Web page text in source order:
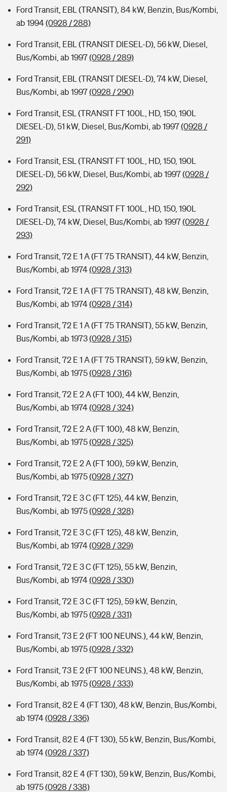
Kinderunfall-Check: Mehr Sicherheit für deine Kids
Typklassen: So ist Ihr Auto eingestuft
Ford Transit, EBL (TRANSIT), 84 kW, Benzin, Bus/Kombi,
ab 1994(0928 / 288)
Ford Transit, EBL (TRANSIT DIESEL-D), 56 kW, Diesel,
Bus/Kombi, ab 1997(0928 / 289)
Ford Transit, EBL (TRANSIT DIESEL-D), 74 kW, Diesel,
Bus/Kombi, ab 1997(0928 / 290)
Ford Transit, ESL (TRANSIT FT 100L, HD, 150, 190L
DIESEL-D), 51 kW, Diesel, Bus/Kombi, ab 1997(0928 /
291)
Ford Transit, ESL (TRANSIT FT 100L, HD, 150, 190L
DIESEL-D), 56 kW, Diesel, Bus/Kombi, ab 1997(0928 /
292)
Ford Transit, ESL (TRANSIT FT 100L, HD, 150, 190L
DIESEL-D), 74 kW, Diesel, Bus/Kombi, ab 1997(0928 /
293)
Ford Transit, 72 E 1 A (FT 75 TRANSIT), 44 kW, Benzin,
Bus/Kombi, ab 1974(0928 / 313)
Ford Transit, 72 E 1 A (FT 75 TRANSIT), 48 kW, Benzin,
Bus/Kombi, ab 1974(0928 / 314)
Ford Transit, 72 E 1 A (FT 75 TRANSIT), 55 kW, Benzin,
Bus/Kombi, ab 1973(0928 / 315)
Ford Transit, 72 E 1 A (FT 75 TRANSIT), 59 kW, Benzin,
Bus/Kombi, ab 1975(0928 / 316)
Ford Transit, 72 E 2 A (FT 100), 44 kW, Benzin,
Bus/Kombi, ab 1974(0928 / 324)
Ford Transit, 72 E 2 A (FT 100), 48 kW, Benzin,
Bus/Kombi, ab 1975(0928 / 325)
Ford Transit, 72 E 2 A (FT 100), 59 kW, Benzin,
Bus/Kombi, ab 1975(0928 / 327)
Ford Transit, 72 E 3 C (FT 125), 44 kW, Benzin,
Bus/Kombi, ab 1975(0928 / 328)
Ford Transit, 72 E 3 C (FT 125), 48 kW, Benzin,
Bus/Kombi, ab 1974(0928 / 329)
Ford Transit, 72 E 3 C (FT 125), 55 kW, Benzin,
Bus/Kombi, ab 1974(0928 / 330)
Ford Transit, 72 E 3 C (FT 125), 59 kW, Benzin,
Bus/Kombi, ab 1975(0928 / 331)
Ford Transit, 73 E 2 (FT 100 NEUNS.), 44 kW, Benzin,
Bus/Kombi, ab 1975(0928 / 332)
Ford Transit, 73 E 2 (FT 100 NEUNS.), 48 kW, Benzin,
Bus/Kombi, ab 1975(0928 / 333)
Ford Transit, 82 E 4 (FT 130), 48 kW, Benzin, Bus/Kombi,
ab 1974(0928 / 336)
Ford Transit, 82 E 4 (FT 130), 55 kW, Benzin, Bus/Kombi,
ab 1974(0928 / 337)
Ford Transit, 82 E 4 (FT 130), 59 kW, Benzin, Bus/Kombi,
ab 1975(0928 / 338)